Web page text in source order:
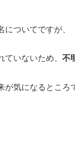
についてですが、
ていないため、 不
が気になるところ